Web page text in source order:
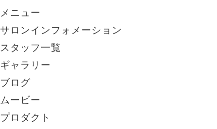
メニュー
サロンインフォメーション
スタッフ一覧
ギャラリー
ブログ
ムービー
プロダクト